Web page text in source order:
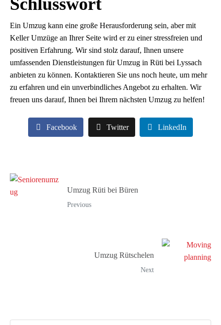
Schlusswort
Ein Umzug kann eine große Herausforderung sein, aber mit
Keller Umzüge an Ihrer Seite wird er zu einer stressfreien und
positiven Erfahrung. Wir sind stolz darauf, Ihnen unsere
umfassenden Dienstleistungen für Umzug in Rüti bei Lyssach
anbieten zu können. Kontaktieren Sie uns noch heute, um mehr
zu erfahren und ein unverbindliches Angebot zu erhalten. Wir
freuen uns darauf, Ihnen bei Ihrem nächsten Umzug zu helfen!
Facebook Twitter LinkedIn
Umzug Rüti bei Büren
Previous
Umzug Rütschelen
Next